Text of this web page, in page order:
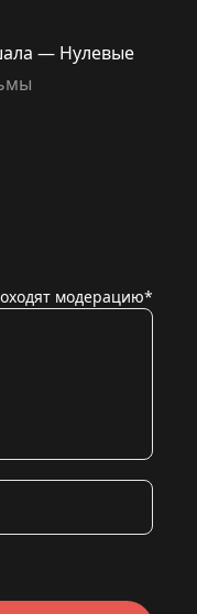
— Нулевые
модерацию*